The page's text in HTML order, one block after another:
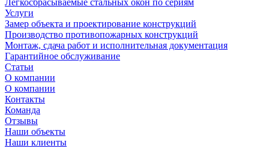
Легкосбрасываемые стальных окон по сериям
Услуги
Замер объекта и проектирование конструкций
Производство противопожарных конструкций
Монтаж, сдача работ и исполнительная документация
Гарантийное обслуживание
Статьи
О компании
О компании
Контакты
Команда
Отзывы
Наши объекты
Наши клиенты